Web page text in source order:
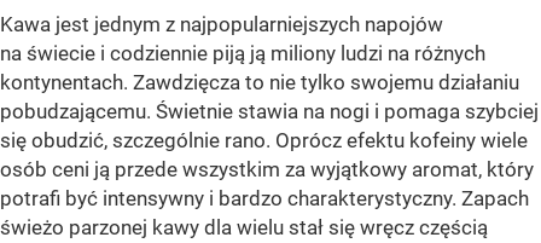
Kawa jest jednym z najpopularniejszych napojów
na świecie i codziennie piją ją miliony ludzi na różnych
kontynentach. Zawdzięcza to nie tylko swojemu działaniu
pobudzającemu. Świetnie stawia na nogi i pomaga szybciej
się obudzić, szczególnie rano. Oprócz efektu kofeiny wiele
osób ceni ją przede wszystkim za wyjątkowy aromat, który
potrafi być intensywny i bardzo charakterystyczny. Zapach
świeżo parzonej kawy dla wielu stał się wręcz częścią